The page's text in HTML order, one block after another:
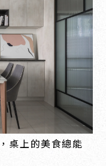
桌上的美食總能